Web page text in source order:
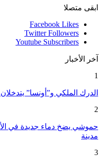
ابقى متصلا
Facebook Likes
Twitter Followers
Youtube Subscribers
آخر الأخبار
1
الدرك الملكي و”أونسا”
2
مدينة
3